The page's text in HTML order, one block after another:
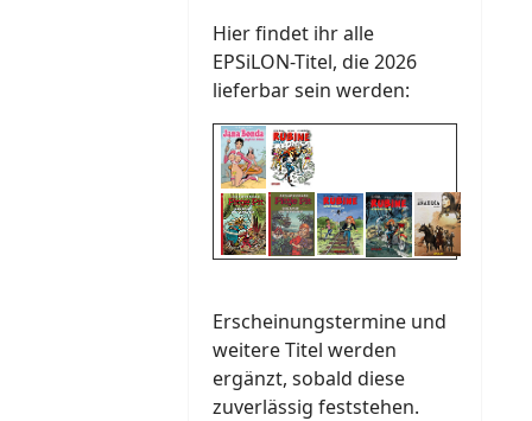
Hier findet ihr alle
EPSiLON-Titel, die 2026
lieferbar sein werden:
Erscheinungstermine und
weitere Titel werden
ergänzt, sobald diese
zuverlässig feststehen.